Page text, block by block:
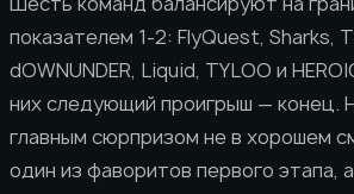
показателем 1-2: FlyQuest, Sharks,
dOWNUNDER, Liquid, TYLOO и
них следующий проигрыш — конец.
главным сюрпризом не в хорошем
один из фаворитов первого этапа,